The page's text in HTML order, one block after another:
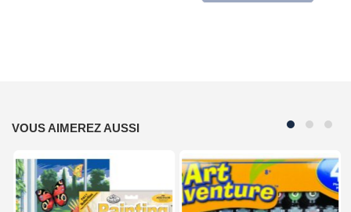
VOUS AIMEREZ AUSSI